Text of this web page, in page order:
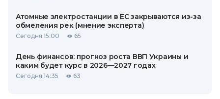
Атомные электростанции в ЕС закрываются из-за
обмеления рек (мнение эксперта)
Сегодня 15:00 65
День финансов: прогноз роста ВВП Украины и
каким будет курс в 2026—2027 годах
Сегодня 14:35 63